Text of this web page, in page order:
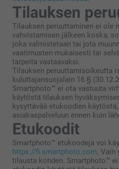
Tilauksen
Tilauksen peruuttaminen ei ole
vahvistamisen jälkeen koska,
joka valmistetaan tai jota
vaatimusten mukaisesti tai
tarpeita vastaavaksi.
Tilauksen peruuttamisoikeutta
kuluttajansuojalain 16 §
Smartphoto™ ei ota vastuuta
käytöstä tilauksen
kysyttävää etukoodien
asiakaspalveluun ennen kuin
Etukoodit
Smartphoto™ etukoodeja voi
https://fi.smartphoto.com. Vain
tilausta kohden. Smartphoto™